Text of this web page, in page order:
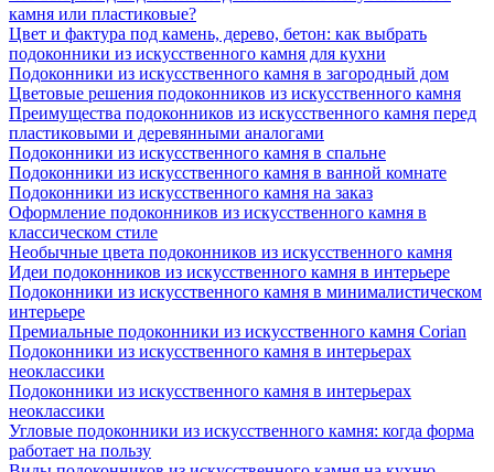
камня или пластиковые?
Цвет и фактура под камень, дерево, бетон: как выбрать
подоконники из искусственного камня для кухни
Подоконники из искусственного камня в загородный дом
Цветовые решения подоконников из искусственного камня
Преимущества подоконников из искусственного камня перед
пластиковыми и деревянными аналогами
Подоконники из искусственного камня в спальне
Подоконники из искусственного камня в ванной комнате
Подоконники из искусственного камня на заказ
Оформление подоконников из искусственного камня в
классическом стиле
Необычные цвета подоконников из искусственного камня
Идеи подоконников из искусственного камня в интерьере
Подоконники из искусственного камня в минималистическом
интерьере
Премиальные подоконники из искусственного камня Corian
Подоконники из искусственного камня в интерьерах
неоклассики
Подоконники из искусственного камня в интерьерах
неоклассики
Угловые подоконники из искусственного камня: когда форма
работает на пользу